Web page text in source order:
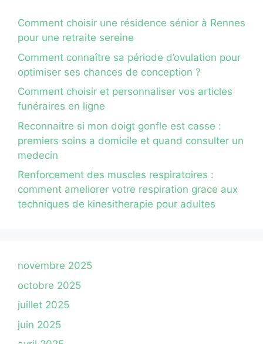
Comment choisir une résidence sénior à Rennes
pour une retraite sereine
Comment connaître sa période d’ovulation pour
optimiser ses chances de conception ?
Comment choisir et personnaliser vos articles
funéraires en ligne
Reconnaitre si mon doigt gonfle est casse :
premiers soins a domicile et quand consulter un
medecin
Renforcement des muscles respiratoires :
comment ameliorer votre respiration grace aux
techniques de kinesitherapie pour adultes
novembre 2025
octobre 2025
juillet 2025
juin 2025